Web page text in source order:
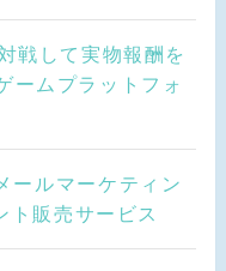
戦して実物報酬を
ームプラットフォ
ルマーケティン
ト販売サービス